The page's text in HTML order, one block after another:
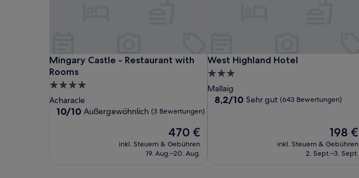
Mingary Castle - Restaurant with
Rooms
Mingary Castle - Restaurant with Rooms
4.0-
Sterne-
Unterkunft
Acharacle
10.0
Außergewöhnlich,
10/10 Außergewöhnlich (3 Bewertungen)
Der
Preis
beträgt
470 €
inkl. Steuern & Gebühren
19. Aug.–20. Aug.
West Highland Hotel
West Highland Hotel
3.0-
Sterne-
Unterkunft
Mallaig
8.2
8,2/10 Sehr gut (643 Bewertungen)
Der
Preis
beträgt
198 €
inkl. Steuern & Gebühren
2. Sept.–3. Sept.